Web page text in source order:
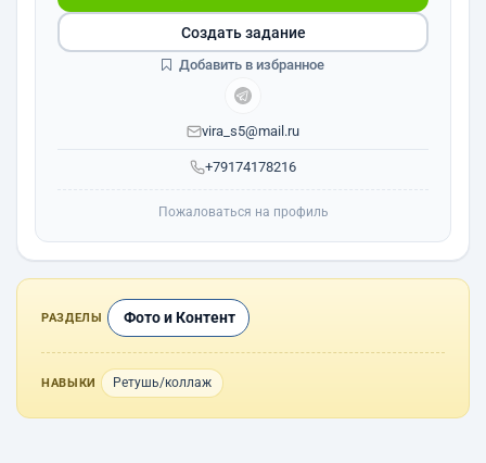
+79174178216
vira_s5@mail.ru
Создать задание
Добавить в избранное
Пожаловаться на профиль
РАЗДЕЛЫ Фото и Контент
НАВЫКИ Ретушь/коллаж